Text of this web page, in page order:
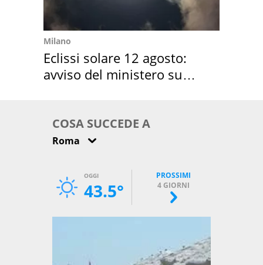
Milano
Eclissi solare 12 agosto:
avviso del ministero su